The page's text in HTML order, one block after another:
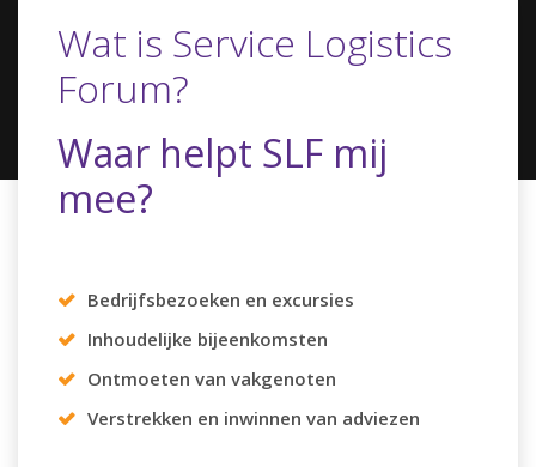
Wat is Service Logistics
Forum?
Waar helpt SLF mij
mee?
Bedrijfsbezoeken en excursies
Inhoudelijke bijeenkomsten
Ontmoeten van vakgenoten
Verstrekken en inwinnen van adviezen